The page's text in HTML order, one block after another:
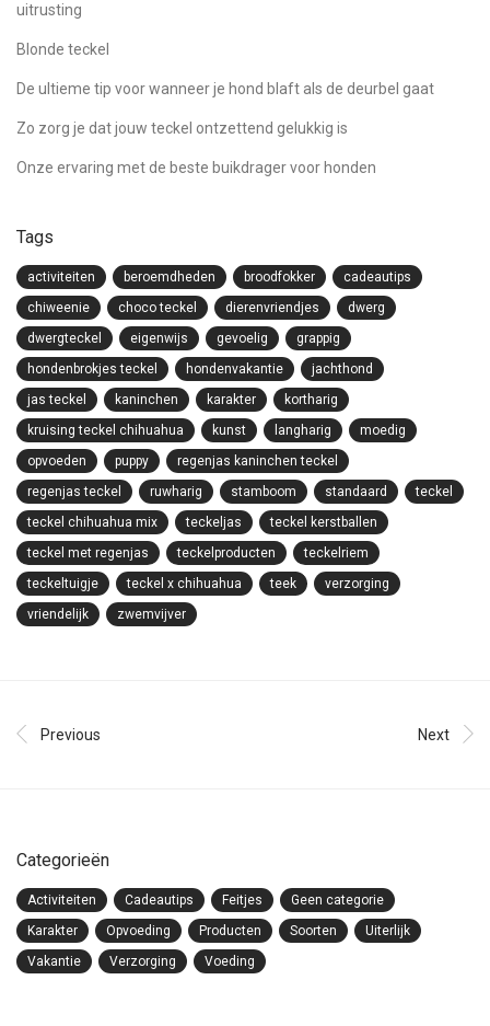
uitrusting
Blonde teckel
De ultieme tip voor wanneer je hond blaft als de deurbel gaat
Zo zorg je dat jouw teckel ontzettend gelukkig is
Onze ervaring met de beste buikdrager voor honden
Tags
activiteiten beroemdheden broodfokker
cadeautips
chiweenie
choco teckel dierenvriendjes
dwerg
dwergteckel
eigenwijs gevoelig
grappig
hondenbrokjes teckel
hondenvakantie
jachthond
jas teckel
kaninchen karakter
kortharig
kruising teckel chihuahua
kunst langharig
moedig
opvoeden
puppy
regenjas kaninchen teckel
regenjas teckel
ruwharig stamboom standaard
teckel
teckel chihuahua mix
teckeljas
teckel kerstballen
teckel met regenjas
teckelproducten
teckelriem
teckeltuigje
teckel x chihuahua teek
verzorging
vriendelijk
zwemvijver
Previous Next
Categorieën
Activiteiten Cadeautips Feitjes
Geen categorie
Karakter
Opvoeding Producten Soorten
Uiterlijk
Vakantie
Verzorging Voeding